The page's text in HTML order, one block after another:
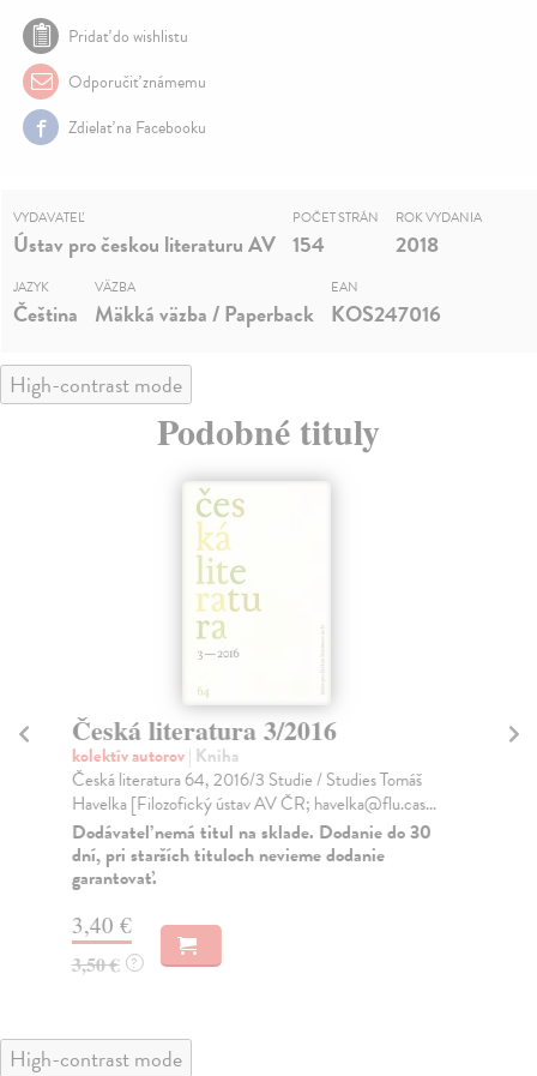
Pridať do wishlistu
Odporučiť známemu
Zdielať na Facebooku
VYDAVATEĽ
Ústav pro českou literaturu AV
POČET STRÁN
154
ROK VYDANIA
2018
JAZYK
Čeština
VÄZBA
Mäkká väzba / Paperback
EAN
KOS247016
High-contrast mode
Podobné tituly
Česká literatura 3/2016
kolektív autorov| Kniha
Česká literatura 64, 2016/3 Studie / Studies Tomáš
Havelka [Filozofický ústav AV ČR; havelka@flu.cas...
Dodávateľ nemá titul na sklade. Dodanie do 30
dní, pri starších tituloch nevieme dodanie
garantovať.
3,40 €
3,50 € ?
High-contrast mode